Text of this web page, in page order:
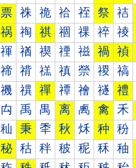
票 祩 祪 祫 祬 祭 祮
祸 祹 祺 祻 祼 祽 祾
禈 禉 禊 禋 禌 禍 禎
禘 禙 禚 禛 禜 禝 禞
禨 禩 禪 禫 禬 禭 禮
禸 禹 禺 离 禼 禽 禾
秈 秉 秊 秋 秌 种 秎
秘 秙 秚 秛 秜 秝 秞